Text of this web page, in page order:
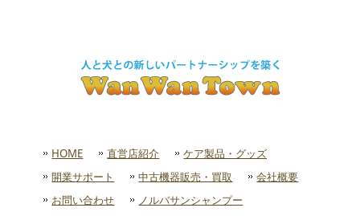
HOME 直営店紹介
ケア製品・グッズ
開業サポート
中古機器販売・買取
会社概要
お問い合わせ
ノルバサンシャンプー